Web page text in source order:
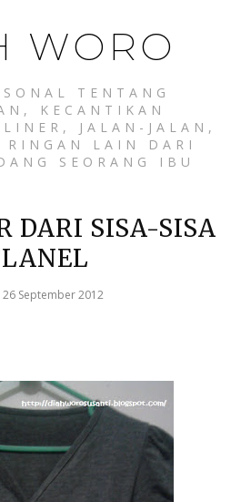
WORO
TENTANG
KECANTIKAN
JALAN-JALAN,
RINGAN LAIN DARI
SEORANG IBU
DARI SISA-SISA
26 September 2012